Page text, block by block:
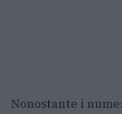
Nonostante i